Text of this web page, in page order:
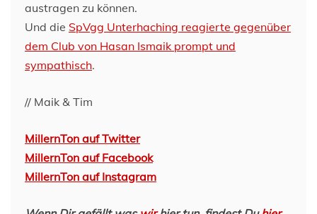
austragen zu können.
Und die SpVgg Unterhaching reagierte gegenüber
dem Club von Hasan Ismaik prompt und
sympathisch.
// Maik & Tim
MillernTon auf Twitter
MillernTon auf Facebook
MillernTon auf Instagram